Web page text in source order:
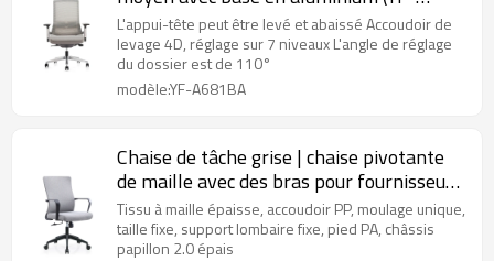
A681BA)
L'appui-tête peut être levé et abaissé Accoudoir de
levage 4D, réglage sur 7 niveaux L'angle de réglage
du dossier est de 110°
modèle:YF-A681BA
Chaise de tâche grise | chaise pivotante
de maille avec des bras pour fournisseur
de bureau China
Tissu à maille épaisse, accoudoir PP, moulage unique,
taille fixe, support lombaire fixe, pied PA, châssis
papillon 2.0 épais